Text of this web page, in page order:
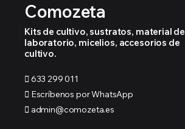
Comozeta
Kits de cultivo, sustratos, material de
laboratorio, micelios, accesorios de
cultivo.
633 299 011
Escríbenos por WhatsApp
admin@comozeta.es